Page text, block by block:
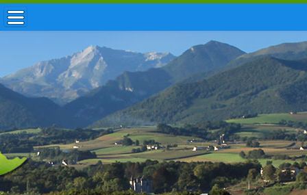
ACCUEIL / INFOS
MUNICIPALITÉ
VIE LOCALE
ENFANCE
TOURISME
HISTOIRE